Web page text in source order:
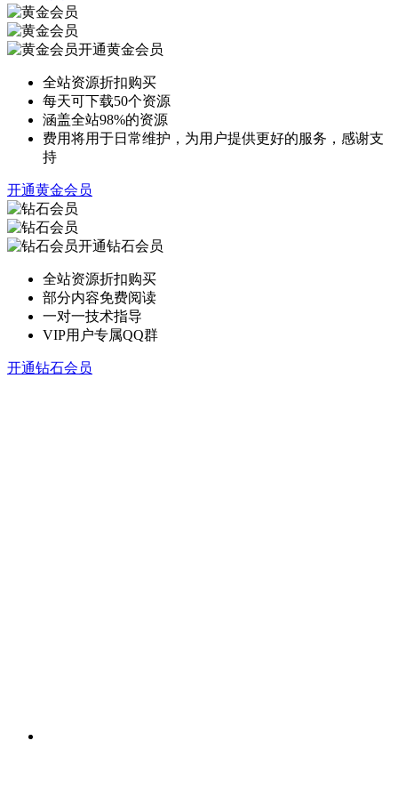
开通黄金会员
全站资源折扣购买
每天可下载50个资源
涵盖全站98%的资源
费用将用于日常维护，为用户提供更好的服务，感谢支
持
开通黄金会员
开通钻石会员
全站资源折扣购买
部分内容免费阅读
一对一技术指导
VIP用户专属QQ群
开通钻石会员